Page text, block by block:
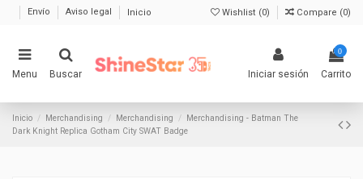
Envío Aviso legal Inicio Wishlist (0) Compare (0)
Menu Buscar Iniciar sesión
0
Carrito
Inicio Merchandising Merchandising
Merchandising - Batman The
Dark Knight Replica Gotham City SWAT Badge